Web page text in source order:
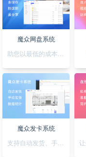
魔众网盘系统
魔众发卡系统